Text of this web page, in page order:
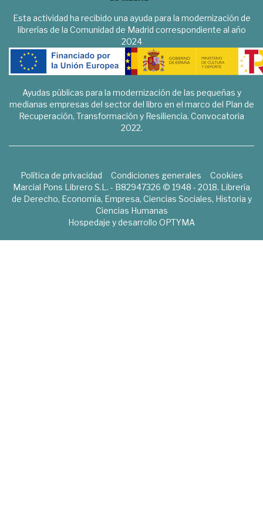
Esta actividad ha recibido una ayuda para la modernización de
librerías de la Comunidad de Madrid correspondiente al año
2024
Ayudas públicas para la modernización de las pequeñas y
medianas empresas del sector del libro en el marco del Plan de
Recuperación, Transformación y Resiliencia. Convocatoria
2022.
Política de privacidad Condiciones generales
Cookies
Marcial Pons Librero S.L. - B82947326 © 1948 - 2018. Librería
de Derecho, Economía, Empresa, Ciencias Sociales, Historia y
Ciencias Humanas
Hospedaje y desarrollo OPTYMA